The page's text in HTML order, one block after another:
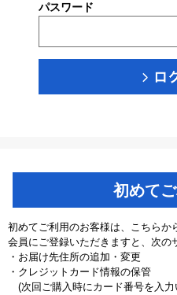
パスワード
初めて
初めてご利用のお客様は、こちらか
会員にご登録いただきますと、次の
・お届け先住所の追加・変更
・クレジットカード情報の保管
(次回ご購入時にカード番号を入